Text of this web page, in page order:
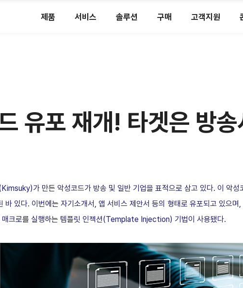
제품 서비스 솔루션 구매 고객지원
유포 재개! 타겟은 방
가 만든 악성코드가 방송 및 일반 기업을 표적으로 삼고 있다. 이 악성
바 있다. 이번에는 자기소개서 , 앱 서비스 제안서 등의 형태로 유포되고 있으며 ,
크로를 실행하는 템플릿 인젝션(Template Injection) 기법이 사용됐다.